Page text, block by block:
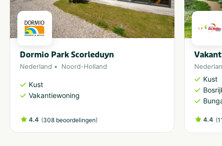
Dormio Park Scorleduyn
Nederland Noord-Holland
Kust
Vakantiewoning
4.4 (308 beoordelingen)
Kust
4.4 (